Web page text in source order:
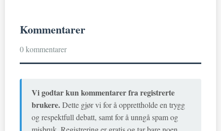
Kommentarer
0 kommentarer
Vi godtar kun kommentarer fra registrerte
brukere.Dette gjør vi for å opprettholde en trygg
og respektfull debatt, samt for å unngå spam og